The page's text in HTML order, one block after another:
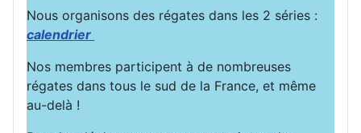
Nous organisons des régates dans les 2 séries :
calendrier
Nos membres participent à de nombreuses
régates dans tous le sud de la France, et même
au-delà !